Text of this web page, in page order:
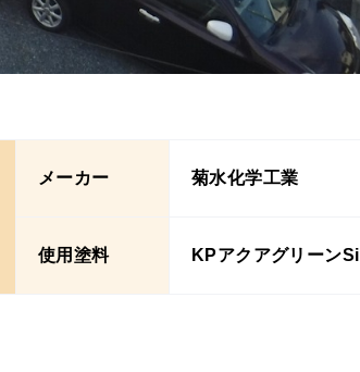
メーカー 菊水化学工業
使用塗料 KPアクアグリーンSi